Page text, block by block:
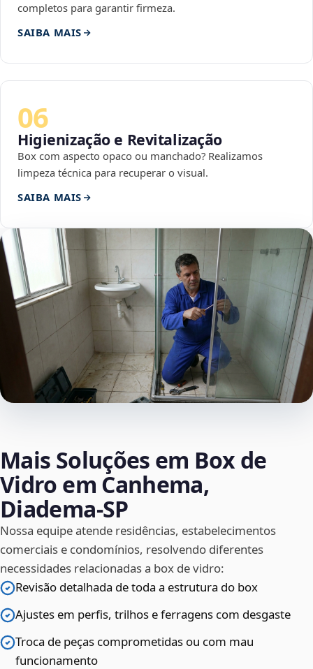
completos para garantir firmeza.
SAIBA MAIS
06
Higienização e Revitalização
Box com aspecto opaco ou manchado? Realizamos
limpeza técnica para recuperar o visual.
SAIBA MAIS
Mais Soluções em Box de
Vidro em Canhema,
Diadema‑SP
Nossa equipe atende residências, estabelecimentos
comerciais e condomínios, resolvendo diferentes
necessidades relacionadas a box de vidro:
Revisão detalhada de toda a estrutura do box
Ajustes em perfis, trilhos e ferragens com desgaste
Troca de peças comprometidas ou com mau
funcionamento